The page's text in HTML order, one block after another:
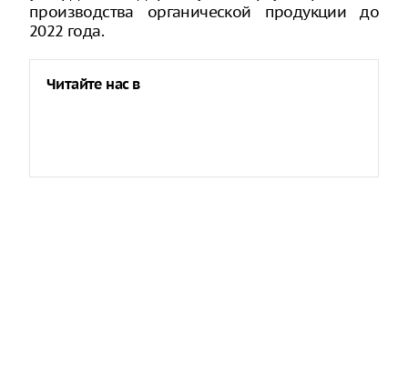
производства органической продукции до
2022 года.
Читайте нас в